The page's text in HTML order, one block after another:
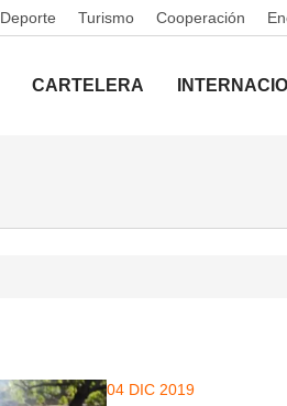
Deporte Turismo Cooperación
CARTELERA
04 DIC 2019